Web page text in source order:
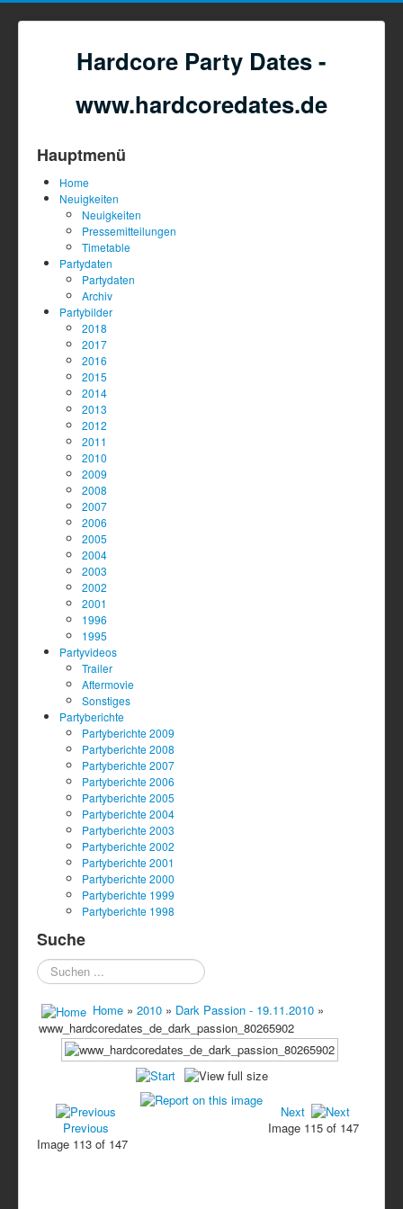
Hardcore Party Dates -
www.hardcoredates.de
Hauptmenü
Home
Neuigkeiten
Neuigkeiten
Pressemitteilungen
Timetable
Partydaten
Partydaten
Archiv
Partybilder
2018
2017
2016
2015
2014
2013
2012
2011
2010
2009
2008
2007
2006
2005
2004
2003
2002
2001
1996
1995
Partyvideos
Trailer
Aftermovie
Sonstiges
Partyberichte
Partyberichte 2009
Partyberichte 2008
Partyberichte 2007
Partyberichte 2006
Partyberichte 2005
Partyberichte 2004
Partyberichte 2003
Partyberichte 2002
Partyberichte 2001
Partyberichte 2000
Partyberichte 1999
Partyberichte 1998
Suche
Suchen
...
Home » 2010 » Dark Passion - 19.11.2010 »
www_hardcoredates_de_dark_passion_80265902
Previous
Image 113 of 147
Next
Image 115 of 147